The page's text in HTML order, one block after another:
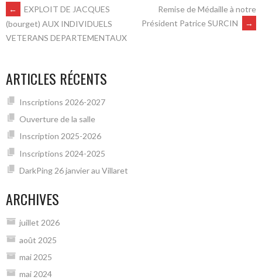
NAVIGATION
DES
ARTICLES
←
EXPLOIT DE JACQUES
(bourget) AUX INDIVIDUELS
VETERANS DEPARTEMENTAUX
Remise de Médaille à notre
Président Patrice SURCIN
→
ARTICLES RÉCENTS
Inscriptions 2026-2027
Ouverture de la salle
Inscription 2025-2026
Inscriptions 2024-2025
DarkPing 26 janvier au Villaret
ARCHIVES
juillet 2026
août 2025
mai 2025
mai 2024